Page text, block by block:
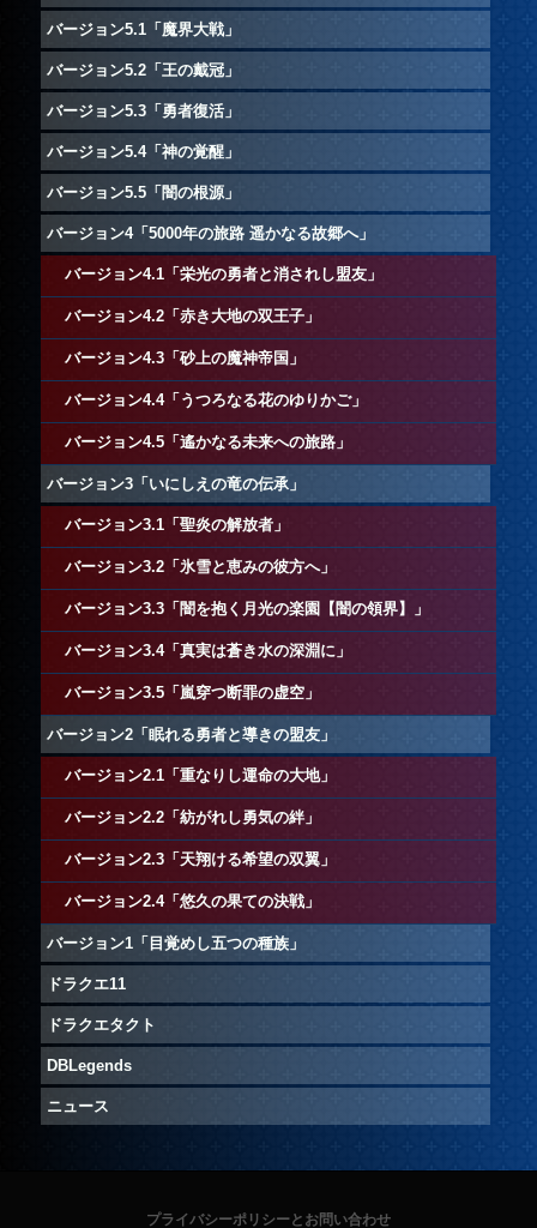
バージョン5.1「魔界大戦」
バージョン5.2「王の戴冠」
バージョン5.3「勇者復活」
バージョン5.4「神の覚醒」
バージョン5.5「闇の根源」
バージョン4「5000年の旅路 遥かなる故郷へ」
バージョン4.1「栄光の勇者と消されし盟友」
バージョン4.2「赤き大地の双王子」
バージョン4.3「砂上の魔神帝国」
バージョン4.4「うつろなる花のゆりかご」
バージョン4.5「遙かなる未来への旅路」
バージョン3「いにしえの竜の伝承」
バージョン3.1「聖炎の解放者」
バージョン3.2「氷雪と恵みの彼方へ」
バージョン3.3「闇を抱く月光の楽園【闇の領界】」
バージョン3.4「真実は蒼き水の深淵に」
バージョン3.5「嵐穿つ断罪の虚空」
バージョン2「眠れる勇者と導きの盟友」
バージョン2.1「重なりし運命の大地」
バージョン2.2「紡がれし勇気の絆」
バージョン2.3「天翔ける希望の双翼」
バージョン2.4「悠久の果ての決戦」
バージョン1「目覚めし五つの種族」
ドラクエ11
ドラクエタクト
DBLegends
ニュース
プライバシーポリシーとお問い合わせ